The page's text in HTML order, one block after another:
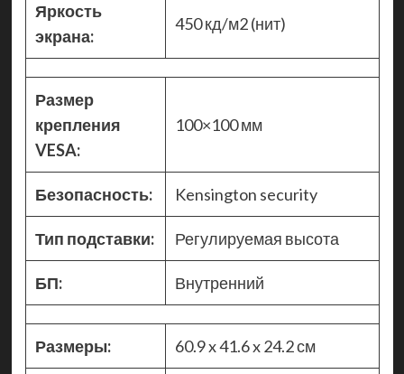
Яркость
экрана:
450 кд/м2 (нит)
Размер
крепления
VESA:
100×100 мм
Безопасность: Kensington security
Тип подставки: Регулируемая высота
БП: Внутренний
Размеры: 60.9 x 41.6 x 24.2 см